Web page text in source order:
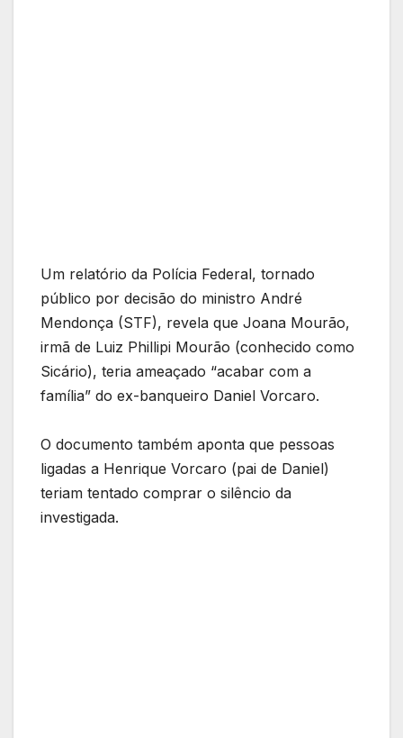
Um relatório da Polícia Federal, tornado
público por decisão do ministro André
Mendonça (STF), revela que Joana Mourão,
irmã de Luiz Phillipi Mourão (conhecido como
Sicário), teria ameaçado “acabar com a
família” do ex-banqueiro Daniel Vorcaro.
O documento também aponta que pessoas
ligadas a Henrique Vorcaro (pai de Daniel)
teriam tentado comprar o silêncio da
investigada.